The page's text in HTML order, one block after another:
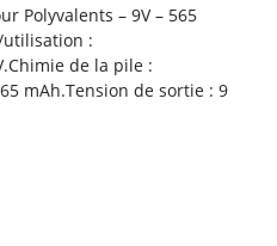
Polyvalents – 9V – 565
utilisation :
de la pile :
mAh.Tension de sortie : 9